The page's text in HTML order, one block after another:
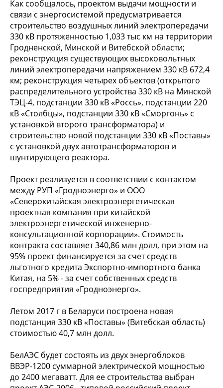
Как сообщалось, проектом выдачи мощности и
связи с энергосистемой предусматривается
строительство воздушных линий электропередачи
330 кВ протяженностью 1,033 тыс км на территории
Гродненской, Минской и Витебской области;
реконструкция существующих высоковольтных
линий электропередачи напряжением 330 кВ 672,4
км; реконструкция четырех объектов (открытого
распределительного устройства 330 кВ на Минской
ТЭЦ-4, подстанции 330 кВ «Россь», подстанции 220
кВ «Столбцы», подстанции 330 кВ «Сморгонь» с
установкой второго трансформатора) и
строительство новой подстанции 330 кВ «Поставы»
с установкой двух автотрансформаторов и
шунтирующего реактора.
Проект реализуется в соответствии с контактом
между РУП «Гродноэнерго» и ООО
«Северокитайская электроэнергетическая
проектная компания при китайской
электроэнергетической инженерно-
консультационной корпорации». Стоимость
контракта составляет 340,86 млн долл, при этом на
95% проект финансируется за счет средств
льготного кредита Экспортно-импортного банка
Китая, на 5% - за счет собственных средств
госпредприятия «Гродноэнерго».
Летом 2017 г в Беларуси построена новая
подстанция 330 кВ «Поставы» (Витебская область)
стоимостью 40,7 млн долл.
БелАЭС будет состоять из двух энергоблоков
ВВЭР-1200 суммарной электрической мощностью
до 2400 мегаватт. Для ее строительства выбран